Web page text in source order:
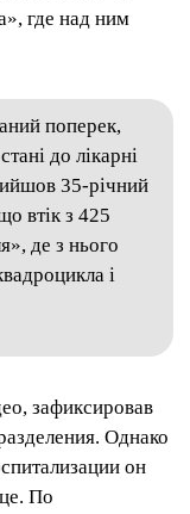
где над ним
поперек,
до лікарні
35-річний
втік з 425
де з нього
і
зафиксировав
Однако
он
По